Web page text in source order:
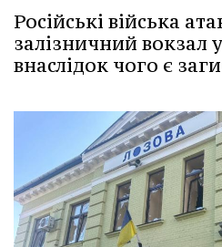
Російські війська
залізничний вокзал
внаслідок чого є